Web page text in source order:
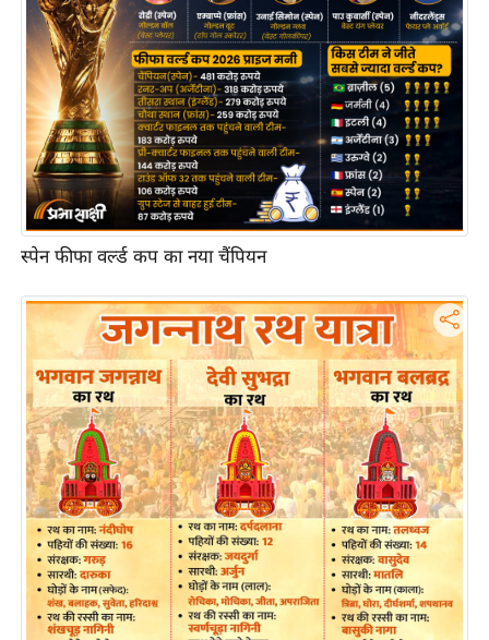
प
र
स
मी
क्षा
ध
र्म
ज्यो
ति
प्र
म
हि
मा
/
ध
र्म
स्थ
ल
स्पेन फीफा वर्ल्ड कप का नया चैंपियन